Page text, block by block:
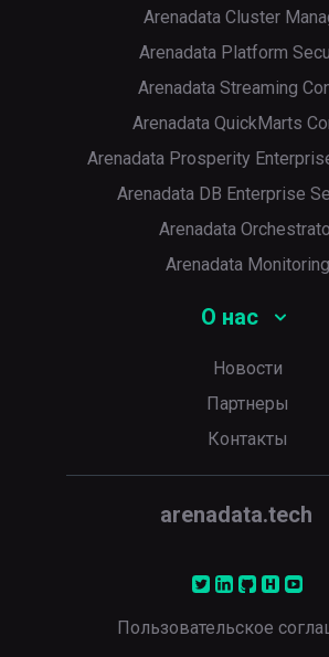
Arenadata Cluster
Arenadata Platform
Arenadata Streaming
Arenadata QuickMarts
Arenadata Prosperity
Arenadata DB Enterprise
Arenadata
Arenadata Monitoring
О нас
Новости
Партнеры
Контакты
arenadata.tech
Пользовательское